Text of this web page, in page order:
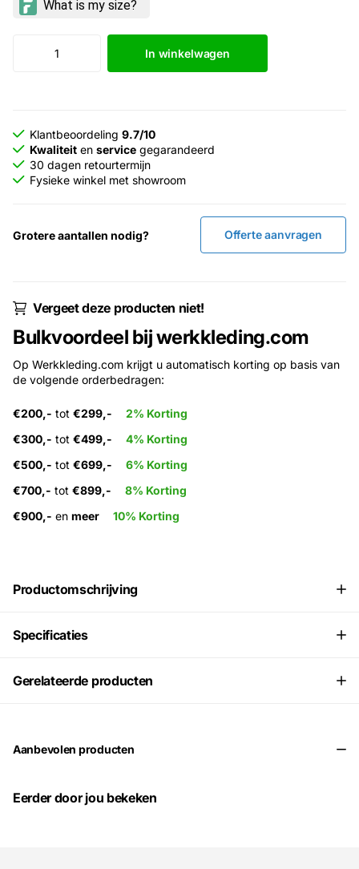
In winkelwagen
Klantbeoordeling 9.7/10
Kwaliteit en service gegarandeerd
30 dagen retourtermijn
Fysieke winkel met showroom
Grotere aantallen nodig? Offerte aanvragen
Vergeet deze producten niet!
Bulkvoordeel bij werkkleding.com
Op Werkkleding.com krijgt u automatisch korting op basis van
de volgende orderbedragen:
€200,- tot €299,-
2% Korting
€300,- tot €499,-
4% Korting
€500,- tot €699,-
6% Korting
€700,- tot €899,-
8% Korting
€900,- en meer 10% Korting
Productomschrijving
Specificaties
Gerelateerde producten
Aanbevolen producten
Eerder door jou bekeken